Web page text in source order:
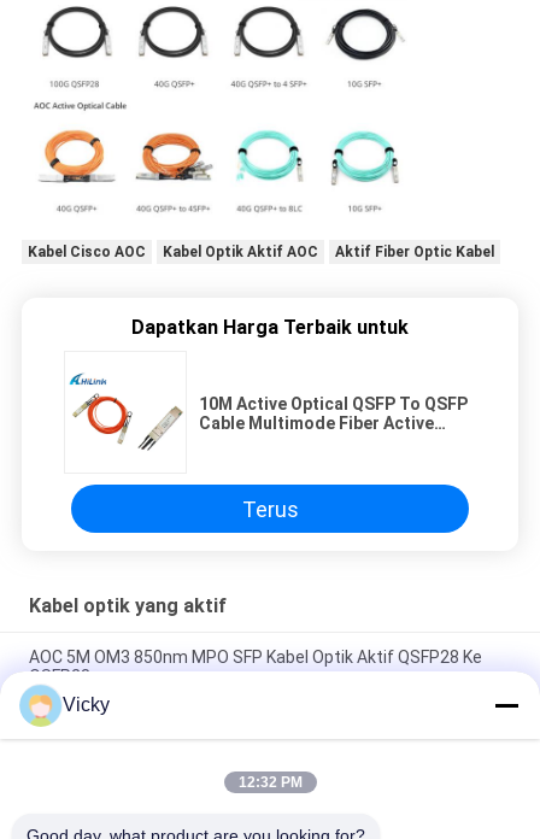
Kabel Cisco AOC Kabel Optik Aktif AOC Aktif Fiber Optic Kabel
Dapatkan Harga Terbaik untuk
10M Active Optical QSFP To QSFP
Cable Multimode Fiber Active
Terus
Kabel optik yang aktif
AOC 5M OM3 850nm MPO SFP Kabel Optik Aktif QSFP28 Ke
QSFP28
40G AOC QSFP+ Ke 4SFP Kabel Optik AOC Aktif Dengan Empat
Saluran
Konsumsi Daya Kabel Optik Aktif SFP28 25G AOC 3M Kurang
Vicky
12:32 PM